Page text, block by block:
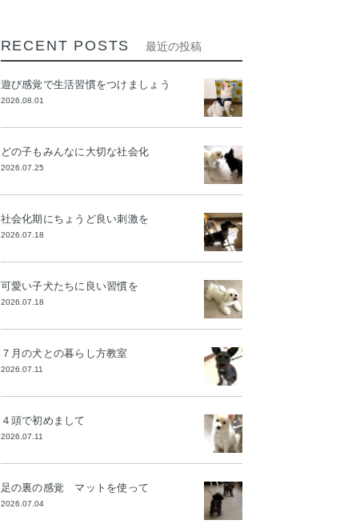
RECENT POSTS 最近の投稿
遊び感覚で生活習慣をつけましょう
2026.08.01
どの子もみんなに大切な社会化
2026.07.25
社会化期にちょうど良い刺激を
2026.07.18
可愛い子犬たちに良い習慣を
2026.07.18
７月の犬との暮らし方教室
2026.07.11
４頭で初めまして
2026.07.11
足の裏の感覚 マットを使って
2026.07.04